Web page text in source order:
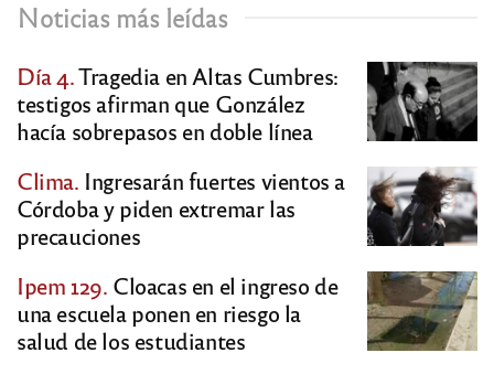
Noticias más leídas
Día 4.Tragedia en Altas Cumbres:
testigos afirman que González
hacía sobrepasos en doble línea
Clima. Ingresarán fuertes vientos a
Córdoba y piden extremar las
precauciones
Ipem 129. Cloacas en el ingreso de
una escuela ponen en riesgo la
salud de los estudiantes